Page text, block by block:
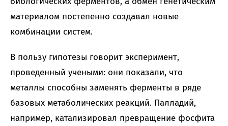
материалом постепенно создавал новые
комбинации систем.
В пользу гипотезы говорит эксперимент,
проведенный учеными: они показали, что
металлы способны заменять ферменты в ряде
базовых метаболических реакций. Палладий,
например, катализировал превращение фосфита